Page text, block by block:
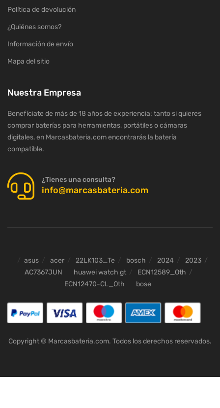
Política de devolución
¿Quiénes somos?
Información de envío
Mapa del sitio
Nuestra Empresa
Benefíciate de más de 18 años de experiencia: tanto si quieres
comprar baterías para herramientas, portátiles o cámaras
digitales, en Marcasbateria.com encontrarás la batería
compatible.
¿Tienes una consulta?
info@marcasbateria.com
asus acer 22LK103_Te bosch 2024
2023
AC7367JUN
huawei watch gt
ECN12589_Oth
ECN12470-CL_Oth
bose
Copyright © Marcasbateria.com. Todos los derechos reservados.